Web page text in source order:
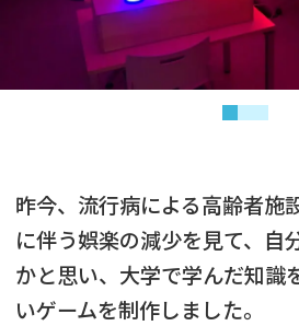
昨今、流行病による高齢者施
に伴う娯楽の減少を見て、自
かと思い、大学で学んだ知識
いゲームを制作しました。